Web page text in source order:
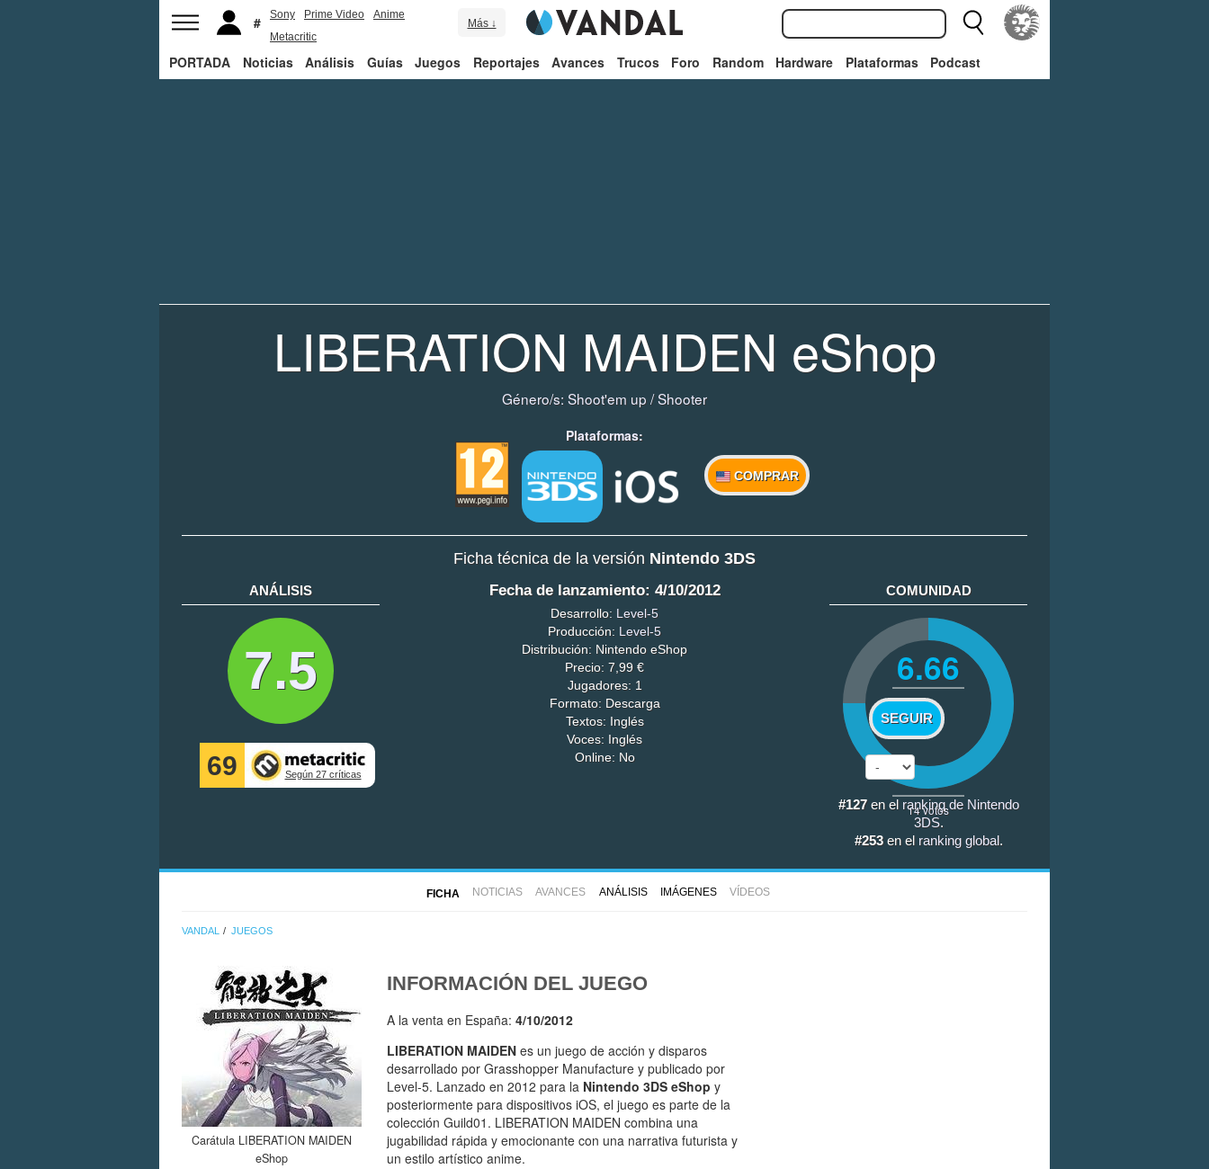
Sony Prime Video
Anime
Metacritic
Más ↓
PORTADA Noticias Análisis Guías Juegos Reportajes Avances Trucos Foro Random Hardware Plataformas Podcast
LIBERATION MAIDEN eShop
Género/s: Shoot'em up /Shooter
Plataformas:
COMPRAR
Ficha técnica de la versión Nintendo 3DS
ANÁLISIS
7.5
69 Según 27 críticas
Fecha de lanzamiento: 4/10/2012
Desarrollo: Level-5
Producción: Level-5
Distribución: Nintendo eShop
Precio: 7,99 €
Jugadores: 1
Formato: Descarga
Textos: Inglés
Voces: Inglés
Online: No
COMUNIDAD
6.66
SEGUIR
14votos
#127en el ranking de Nintendo
3DS.
#253en el ranking global .
FICHA NOTICIAS AVANCES ANÁLISIS IMÁGENES VÍDEOS
VANDAL JUEGOS
Carátula LIBERATION MAIDEN
eShop
INFORMACIÓN DEL JUEGO
A la venta en España: 4/10/2012
LIBERATION MAIDEN es un juego de acción y disparos
desarrollado por Grasshopper Manufacture y publicado por
Level-5. Lanzado en 2012 para la Nintendo 3DS eShop y
posteriormente para dispositivos iOS, el juego es parte de la
colección Guild01. LIBERATION MAIDEN combina una
jugabilidad rápida y emocionante con una narrativa futurista y
un estilo artístico anime.